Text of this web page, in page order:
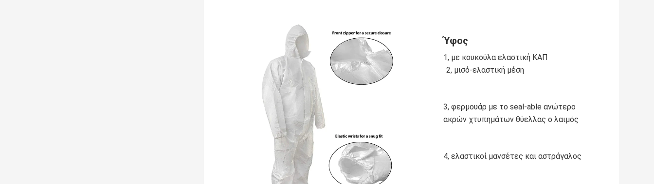
Ύφος
1, με κουκούλα ελαστική ΚΑΠ
2, μισό-ελαστική μέση
3, φερμουάρ με το seal-able ανώτερο
ακρών χτυπημάτων θύελλας ο λαιμός
4, ελαστικοί μανσέτες και αστράγαλος